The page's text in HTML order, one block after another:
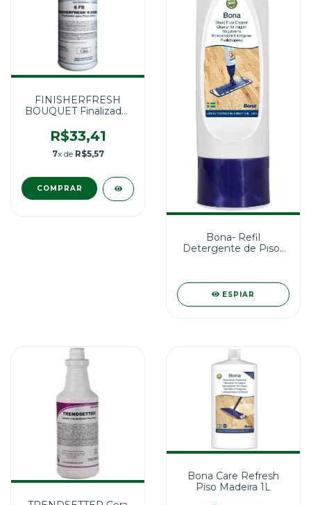
FINISHERFRESH
BOUQUET Finalizador
R$33,41
7x de R$5,57
Bona- Refil
Detergente de Pisos
ESPIAR
Bona Care Refresh
Piso Madeira 1L